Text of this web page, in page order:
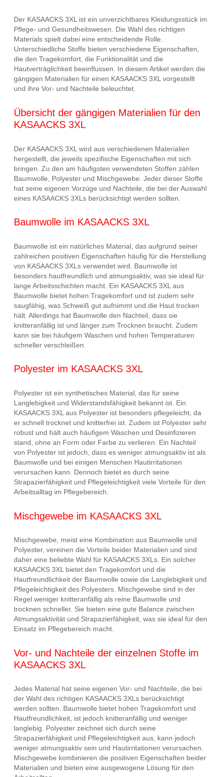
Der KASAACKS 3XL ist ein unverzichtbares Kleidungsstück im
Pflege- und Gesundheitswesen. Die Wahl des richtigen
Materials spielt dabei eine entscheidende Rolle.
Unterschiedliche Stoffe bieten verschiedene Eigenschaften,
die den Tragekomfort, die Funktionalität und die
Hautverträglichkeit beeinflussen. In diesem Artikel werden die
gängigen Materialien für einen KASAACKS 3XL vorgestellt
und ihre Vor- und Nachteile beleuchtet.
Übersicht der gängigen Materialien für den
KASAACKS 3XL
Der KASAACKS 3XL wird aus verschiedenen Materialien
hergestellt, die jeweils spezifische Eigenschaften mit sich
bringen. Zu den am häufigsten verwendeten Stoffen zählen
Baumwolle, Polyester und Mischgewebe. Jeder dieser Stoffe
hat seine eigenen Vorzüge und Nachteile, die bei der Auswahl
eines KASAACKS 3XLs berücksichtigt werden sollten.
Baumwolle im KASAACKS 3XL
Baumwolle ist ein natürliches Material, das aufgrund seiner
zahlreichen positiven Eigenschaften häufig für die Herstellung
von KASAACKS 3XLs verwendet wird. Baumwolle ist
besonders hautfreundlich und atmungsaktiv, was sie ideal für
lange Arbeitsschichten macht. Ein KASAACKS 3XL aus
Baumwolle bietet hohen Tragekomfort und ist zudem sehr
saugfähig, was Schweiß gut aufnimmt und die Haut trocken
hält. Allerdings hat Baumwolle den Nachteil, dass sie
knitteranfällig ist und länger zum Trocknen braucht. Zudem
kann sie bei häufigem Waschen und hohen Temperaturen
schneller verschleißen.
Polyester im KASAACKS 3XL
Polyester ist ein synthetisches Material, das für seine
Langlebigkeit und Widerstandsfähigkeit bekannt ist. Ein
KASAACKS 3XL aus Polyester ist besonders pflegeleicht, da
er schnell trocknet und knitterfrei ist. Zudem ist Polyester sehr
robust und hält auch häufigem Waschen und Desinfizieren
stand, ohne an Form oder Farbe zu verlieren. Ein Nachteil
von Polyester ist jedoch, dass es weniger atmungsaktiv ist als
Baumwolle und bei einigen Menschen Hautirritationen
verursachen kann. Dennoch bietet es durch seine
Strapazierfähigkeit und Pflegeleichtigkeit viele Vorteile für den
Arbeitsalltag im Pflegebereich.
Mischgewebe im KASAACKS 3XL
Mischgewebe, meist eine Kombination aus Baumwolle und
Polyester, vereinen die Vorteile beider Materialien und sind
daher eine beliebte Wahl für KASAACKS 3XLs. Ein solcher
KASAACKS 3XL bietet den Tragekomfort und die
Hautfreundlichkeit der Baumwolle sowie die Langlebigkeit und
Pflegeleichtigkeit des Polyesters. Mischgewebe sind in der
Regel weniger knitteranfällig als reine Baumwolle und
trocknen schneller. Sie bieten eine gute Balance zwischen
Atmungsaktivität und Strapazierfähigkeit, was sie ideal für den
Einsatz im Pflegebereich macht.
Vor- und Nachteile der einzelnen Stoffe im
KASAACKS 3XL
Jedes Material hat seine eigenen Vor- und Nachteile, die bei
der Wahl des richtigen KASAACKS 3XLs berücksichtigt
werden sollten. Baumwolle bietet hohen Tragekomfort und
Hautfreundlichkeit, ist jedoch knitteranfällig und weniger
langlebig. Polyester zeichnet sich durch seine
Strapazierfähigkeit und Pflegeleichtigkeit aus, kann jedoch
weniger atmungsaktiv sein und Hautirritationen verursachen.
Mischgewebe kombinieren die positiven Eigenschaften beider
Materialien und bieten eine ausgewogene Lösung für den